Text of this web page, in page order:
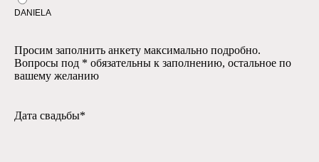
DANIELA
Просим заполнить анкету максимально подробно.
Вопросы под * обязательны к заполнению, остальное по
вашему желанию
Дата свадьбы*